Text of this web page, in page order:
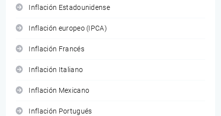
Inflación Estadounidense
Inflación europeo (IPCA)
Inflación Francés
Inflación Italiano
Inflación Mexicano
Inflación Portugués